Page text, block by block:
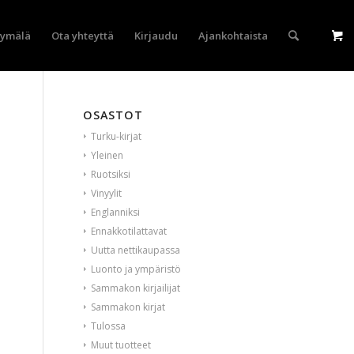
Ota yhteyttä Kirjaudu Ajankohtaista
OSASTOT
Turku-kirjat
Yleinen
Ruotsiksi
Vinyylit
Englanniksi
Ennakkotilattavat
Uutta nettikaupassa
Luonto ja ympäristö
Sammakon kirjailijat
Sammakon kirjat
Tulossa
Muut tuotteet